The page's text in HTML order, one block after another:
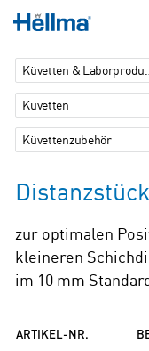
Küvetten
Küvettenzubehör
zur optimalen
kleineren
im 10 mm
ARTIKEL-NR.